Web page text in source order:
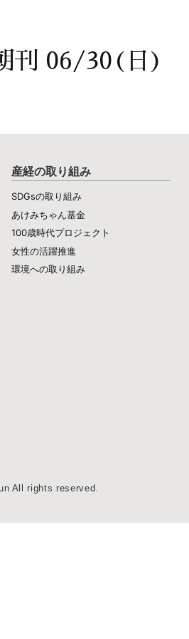
刊 06/30(日)
産経の取り組み
SDGsの取り組み
あけみちゃん基金
100歳時代プロジェクト
女性の活躍推進
環境への取り組み
All rights reserved.